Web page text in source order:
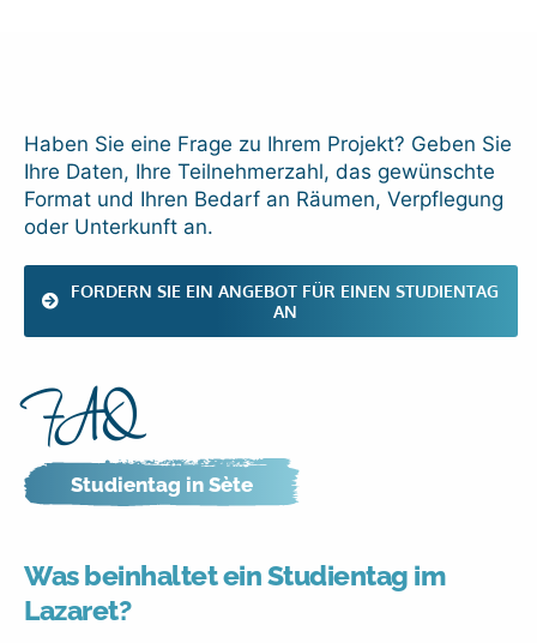
Haben Sie eine Frage zu Ihrem Projekt? Geben Sie
Ihre Daten, Ihre Teilnehmerzahl, das gewünschte
Format und Ihren Bedarf an Räumen, Verpflegung
oder Unterkunft an.
FORDERN SIE EIN ANGEBOT FÜR EINEN STUDIENTAG
AN
FAQ
Studientag in Sète
Was beinhaltet ein Studientag im
Lazaret?